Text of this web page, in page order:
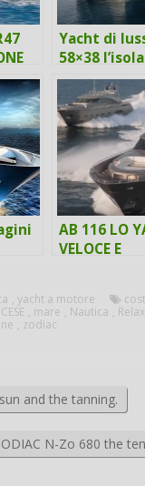
Yacht di
58×38
viaggia.
AB 116 LO
VELOCE E
, yacht a motore
, mare , Nautica , Relax
, zodiac
and the tanning.
N-Zo 680 the